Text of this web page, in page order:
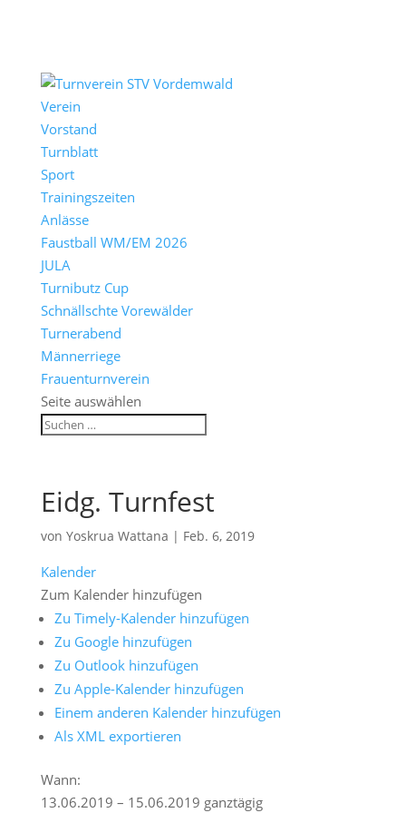
Verein
Vorstand
Turnblatt
Sport
Trainingszeiten
Anlässe
Faustball WM/EM 2026
JULA
Turnibutz Cup
Schnällschte Vorewälder
Turnerabend
Männerriege
Frauenturnverein
Seite auswählen
Eidg. Turnfest
von Yoskrua Wattana | Feb. 6, 2019
Kalender
Zum Kalender hinzufügen
Zu Timely-Kalender hinzufügen
Zu Google hinzufügen
Zu Outlook hinzufügen
Zu Apple-Kalender hinzufügen
Einem anderen Kalender hinzufügen
Als XML exportieren
Wann:
13.06.2019 – 15.06.2019 ganztägig